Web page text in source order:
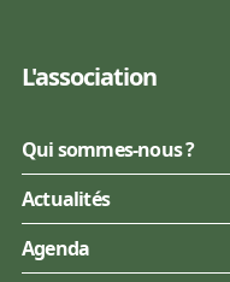
L'association
Qui sommes-nous ?
Actualités
Agenda